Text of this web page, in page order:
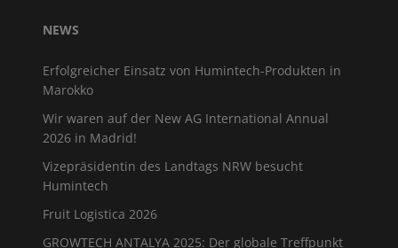
NEWS
Erfolgreicher Einsatz von Humintech-Produkten in
Marokko
Wir waren auf der New AG International Annual
2026 in Madrid!
Vizepräsidentin des Landtags NRW besucht
Humintech
Fruit Logistica 2026
GROWTECH ANTALYA 2025: Der globale Treffpunkt